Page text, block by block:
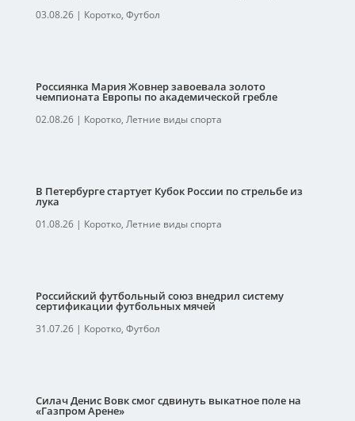
03.08.26| Коротко, Футбол
Россиянка Мария Жовнер завоевала золото
чемпионата Европы по академической гребле
02.08.26| Коротко, Летние виды спорта
В Петербурге стартует Кубок России по стрельбе из
лука
01.08.26| Коротко, Летние виды спорта
Российский футбольный союз внедрил систему
сертификации футбольных мячей
31.07.26| Коротко, Футбол
Силач Денис Вовк смог сдвинуть выкатное поле на
«Газпром Арене»